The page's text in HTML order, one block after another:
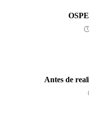
Antes de